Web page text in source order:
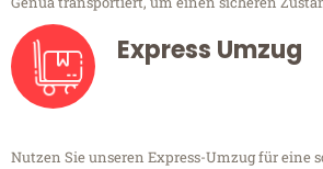
Express Umzug
Nutzen Sie unseren Express-Umzug für eine